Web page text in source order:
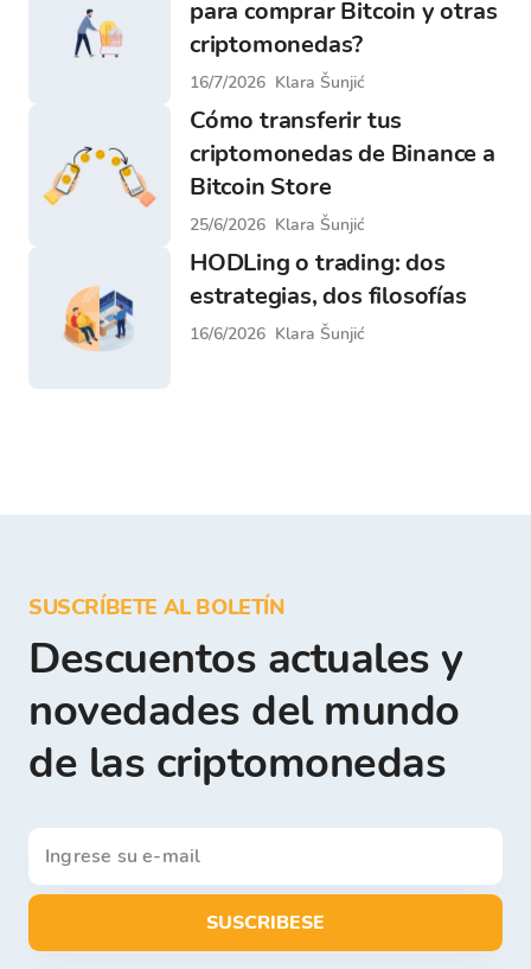
para comprar Bitcoin y otras
criptomonedas?
16/7/2026 Klara Šunjić
Cómo transferir tus
criptomonedas de Binance a
Bitcoin Store
25/6/2026 Klara Šunjić
HODLing o trading: dos
estrategias, dos filosofías
16/6/2026 Klara Šunjić
SUSCRÍBETE AL BOLETÍN
Descuentos actuales y
novedades del mundo
de las criptomonedas
SUSCRIBESE